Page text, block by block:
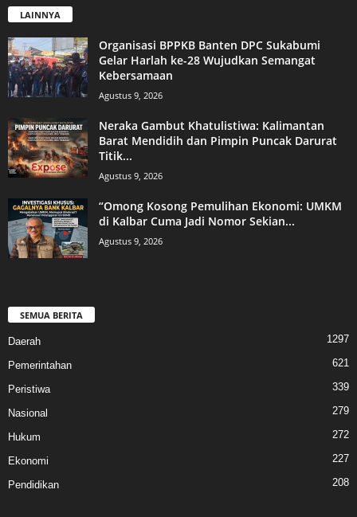
LAINNYA
Organisasi BPPKB Banten DPC Sukabumi
Gelar Harlah ke-28 Wujudkan Semangat
Kebersamaan
Agustus 9, 2026
Neraka Gambut Khatulistiwa: Kalimantan
Barat Mendidih dan Pimpin Puncak Darurat
Titik...
Agustus 9, 2026
“Omong Kosong Pemulihan Ekonomi: UMKM
di Kalbar Cuma Jadi Nomor Sekian...
Agustus 9, 2026
SEMUA BERITA
Daerah 1297
Pemerintahan 621
Peristiwa 339
Nasional 279
Hukum 272
Ekonomi 227
Pendidikan 208